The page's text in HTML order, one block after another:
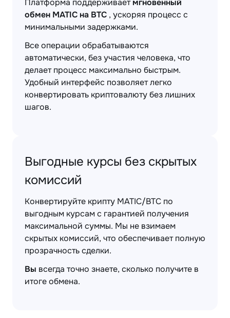
Платформа поддерживаетмгновенный
обмен MATIC на BTC , ускоряя процесс с
минимальными задержками.
Все операции обрабатываются
автоматически, без участия человека, что
делает процесс максимально быстрым.
Удобный интерфейс позволяет легко
конвертировать криптовалюту без лишних
шагов.
Выгодные курсы без скрытых
комиссий
Конвертируйте крипту MATIC/BTC по
выгодным курсам с гарантией получения
максимальной суммы. Мы не взимаем
скрытых комиссий, что обеспечивает полную
прозрачность сделки.
Вы всегда точно знаете, сколько получите в
итоге обмена.